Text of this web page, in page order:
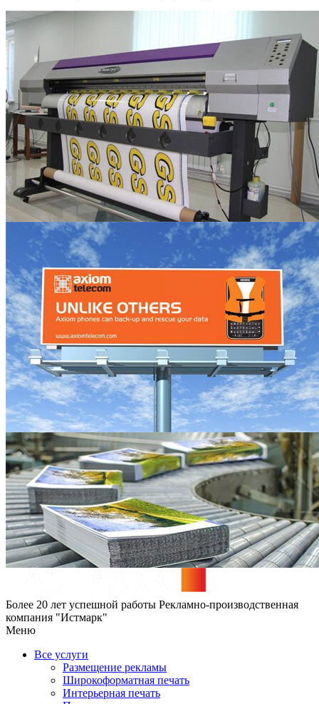
Более 20 лет успешной работы Рекламно-производственная
компания "Истмарк"
Меню
Все услуги
Размещение рекламы
Широкофoрматная печать
Интерьерная печать